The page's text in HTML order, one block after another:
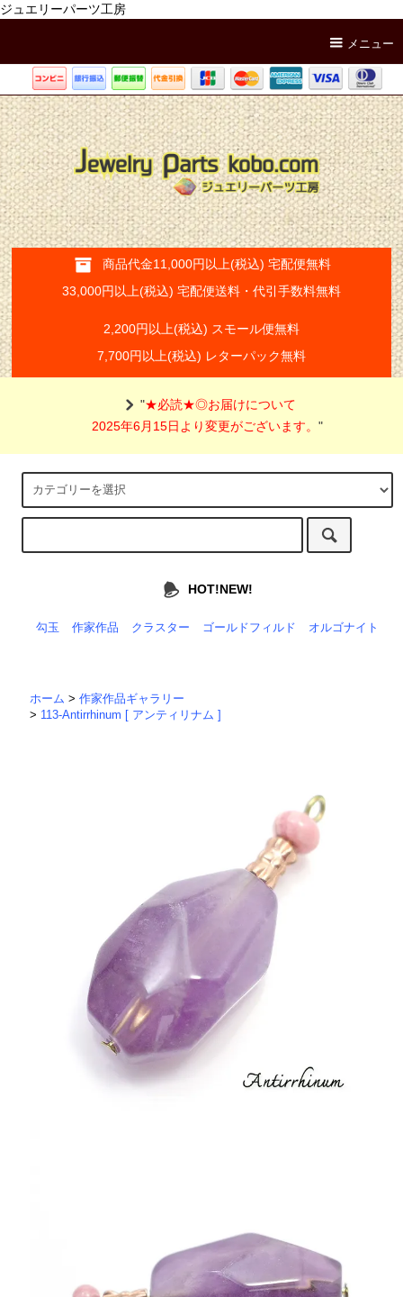
ジュエリーパーツ工房
メニュー
商品代金11,000円以上(税込) 宅配便無料
33,000円以上(税込) 宅配便送料・代引手数料無料
2,200円以上(税込) スモール便無料
7,700円以上(税込) レターパック無料
"★必読★◎お届けについて
2025年6月15日より変更がございます。"
HOT!NEW!
勾玉 作家作品 クラスター ゴールドフィルド オルゴナイト
ホーム >作家作品ギャラリー
> 113-Antirrhinum [ アンティリナム ]